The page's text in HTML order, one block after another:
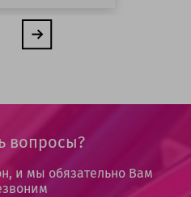
вопросы?
и мы обязательно Вам